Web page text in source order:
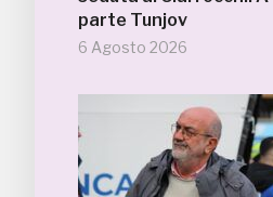
parte Tunjov
6 Agosto 2026